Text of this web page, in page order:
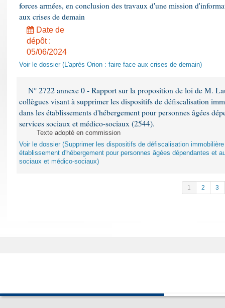
forces armées, en conclusion des travaux d'une mission
aux crises de demain
Date de
dépôt :
05/06/2024
Voir le dossier (L'après Orion : faire face aux crises de demain)
N° 2722 annexe 0 - Rapport sur la proposition de loi de M.
collègues visant à supprimer les dispositifs de défiscalisation
dans les établissements d'hébergement pour personnes âgées
services sociaux et médico-sociaux (2544).
Texte adopté en commission
Voir le dossier (Supprimer les dispositifs de défiscalisation
établissement d'hébergement pour personnes âgées dépendantes et
sociaux et médico-sociaux)
1 2 3